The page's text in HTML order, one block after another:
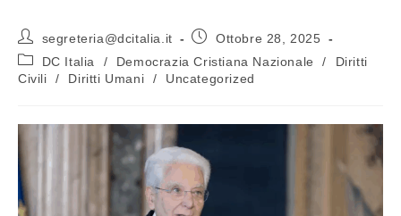
segreteria@dcitalia.it
Ottobre 28, 2025
DC Italia
/ Democrazia Cristiana Nazionale /
Diritti
Civili
/ Diritti Umani / Uncategorized